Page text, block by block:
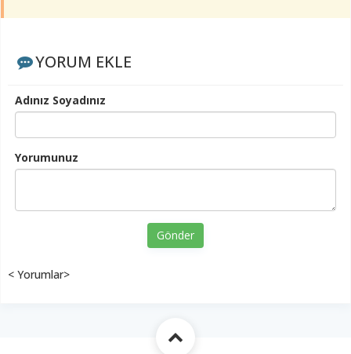
YORUM EKLE
Adınız Soyadınız
Yorumunuz
Gönder
< Yorumlar>